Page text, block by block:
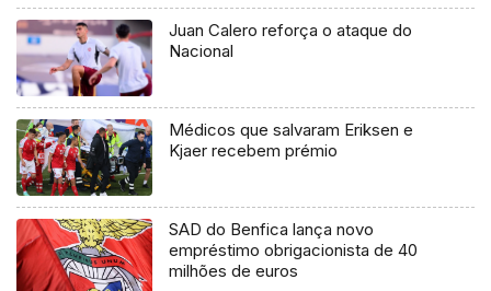
Juan Calero reforça o ataque do
Nacional
Médicos que salvaram Eriksen e
Kjaer recebem prémio
SAD do Benfica lança novo
empréstimo obrigacionista de 40
milhões de euros